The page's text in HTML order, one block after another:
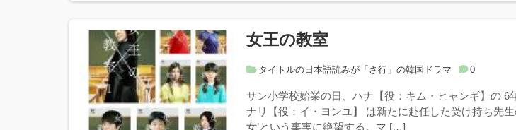
女王の教室
タイトルの日本語読みが「さ行」の韓国ドラマ 0
サン小学校始業の日、ハナ【役：キム・ヒャンギ】の 6
ナリ【役：イ・ヨンユ】 は新たに赴任した受け持ち先
女’という事実に絶望する。マ […]